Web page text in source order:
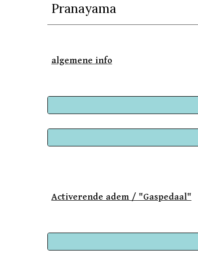
Pranayama
algemene info
Activerende adem / "Gaspedaal"